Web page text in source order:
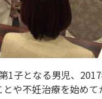
1子となる男児、
や不妊治療を始め